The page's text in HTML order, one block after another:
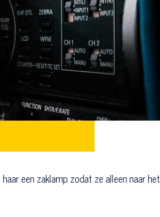
een zaklamp zodat ze alleen naar het